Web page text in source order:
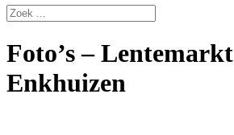
Foto’s – Lentemarkt
Enkhuizen